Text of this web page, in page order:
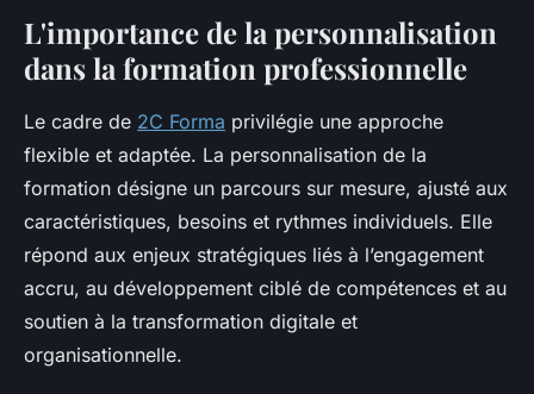
L'importance de la personnalisation
dans la formation professionnelle
Le cadre de 2C Forma privilégie une approche
flexible et adaptée. La personnalisation de la
formation désigne un parcours sur mesure, ajusté aux
caractéristiques, besoins et rythmes individuels. Elle
répond aux enjeux stratégiques liés à l’engagement
accru, au développement ciblé de compétences et au
soutien à la transformation digitale et
organisationnelle.